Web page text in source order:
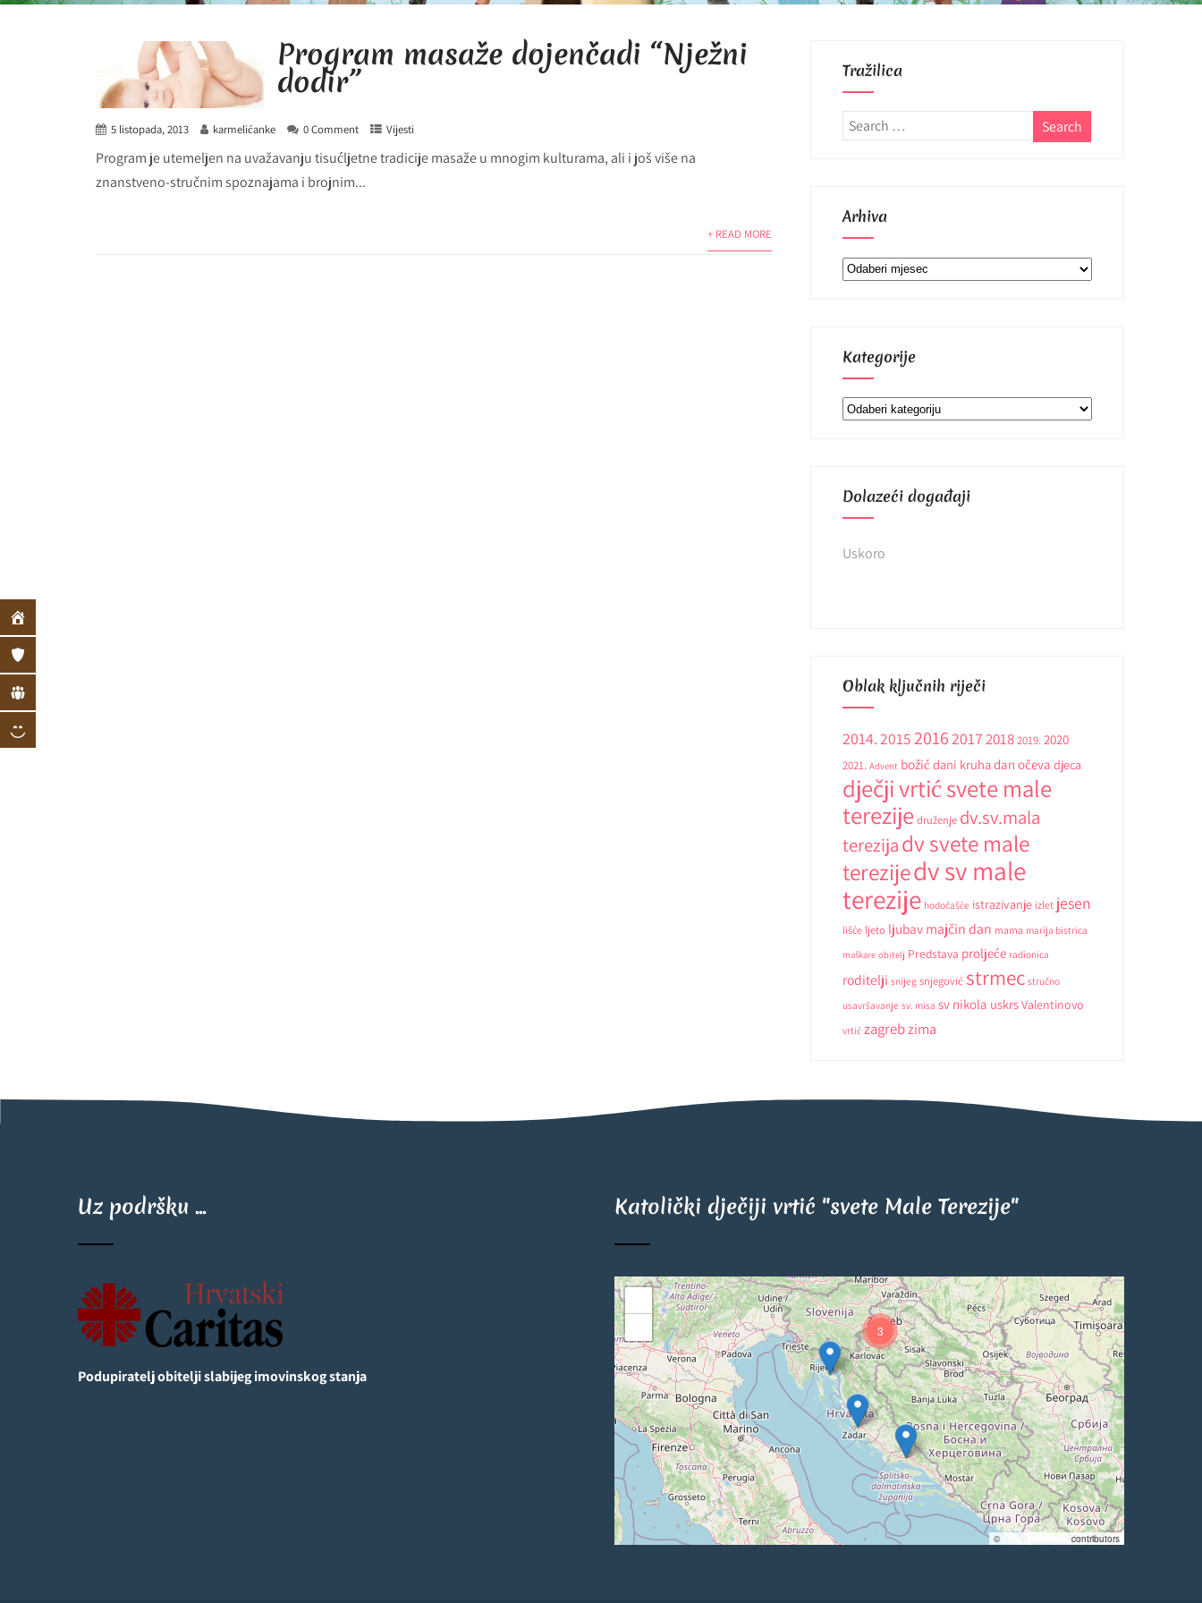
Program masaže dojenčadi “Nježni
dodir”
5 listopada, 2013 karmelićanke 0 Comment Vijesti
Program je utemeljen na uvažavanju tisućljetne tradicije masaže u mnogim kulturama, ali i još više na
znanstveno-stručnim spoznajama i brojnim...
+ READ MORE
Tražilica
Arhiva
Arhiva
Kategorije
Kategorije
Dolazeći događaji
Uskoro
Oblak ključnih riječi
2014.20152016201720182019.2020
2021. Advent božić dani kruhadan očeva djeca
dječji vrtić svete male
terezijedruženje dv.sv.mala
terezijadv svete male
terezijedv sv male
terezije hodočašće istrazivanje izlet jesen
lišće ljeto ljubav majčin dan mama marija bistrica
maškare obitelj Predstava proljeće radionica
roditelji snijeg snjegović strmec stručno
usavršavanje sv. misa sv nikola uskrsValentinovo
vrtić zagrebzima
Uz podršku ...
Podupiratelj obitelji slabijeg imovinskog stanja
Katolički dječiji vrtić "svete Male Terezije"
3
© OpenStreetMap contributors